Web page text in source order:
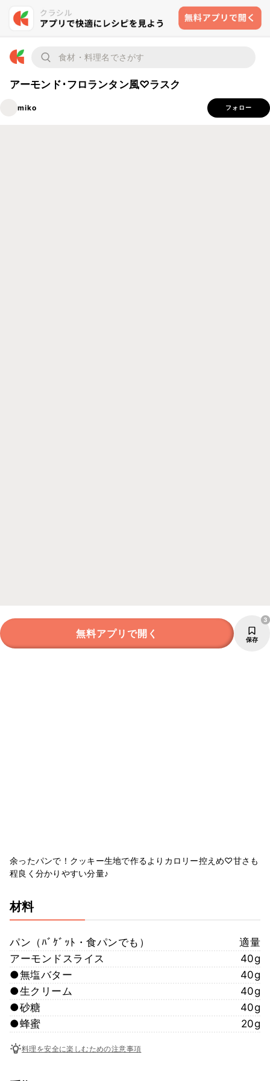
アーモンド･フロランタン風♡ラスク
miko フォロー
無料アプリで開く 保存
3
余ったパンで！クッキー生地で作るよりカロリー控えめ♡甘さも
程良く分かりやすい分量♪
材料
パン（ﾊﾞｹﾞｯﾄ・食パンでも）
適量
アーモンドスライス
40g
●無塩バター
40g
●生クリーム
40g
●砂糖
40g
●蜂蜜
20g
料理を安全に楽しむための注意事項